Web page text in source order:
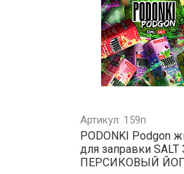
Артикул: 159п
PODONKI Podgon
для заправки SALT
ПЕРСИКОВЫЙ